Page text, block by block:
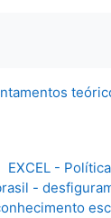
EXCEL -
-